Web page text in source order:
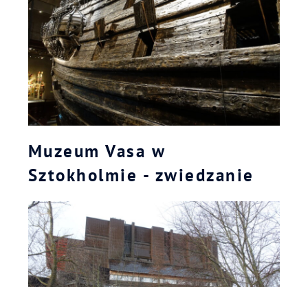
Muzeum Vasa w
Sztokholmie - zwiedzanie